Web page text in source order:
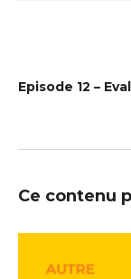
Ce contenu